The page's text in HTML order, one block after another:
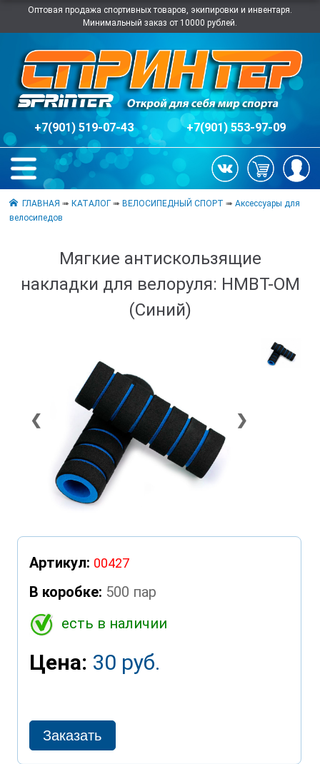
Оптовая продажа спортивных товаров, экипировки и инвентаря.
Минимальный заказ от 10000 рублей.
+7(901) 519-07-43 +7(901) 553-97-09
ГЛАВНАЯ ➠КАТАЛОГ ➠ВЕЛОСИПЕДНЫЙ СПОРТ ➠Аксессуары для
велосипедов
Мягкие антискользящие
накладки для велоруля: НМВТ-OM
(Синий)
❮ ❯
Артикул: 00427
В коробке: 500 пар
есть в наличии
Цена: 30 руб.